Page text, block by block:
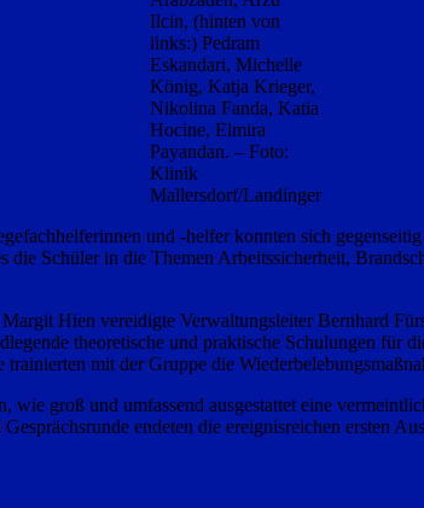
Ilcin, (hinten von
links:) Pedram
Eskandari, Michelle
König, Katja Krieger,
Nikolina Fanda, Katia
Hocine, Elmira
Payandan. – Foto:
Klinik
Mallersdorf/Landinger
und -helfer konnten sich
die Schüler in die Themen Arbeitssicherheit,
Hien vereidigte Verwaltungsleiter Bernhard
theoretische und praktische Schulungen für
mit der Gruppe die
groß und umfassend ausgestattet eine
endeten die ereignisreichen ersten